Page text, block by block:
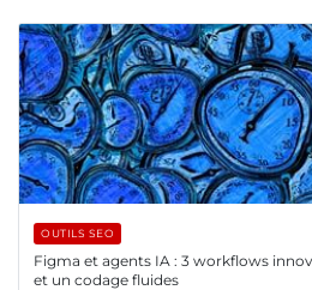
OUTILS SEO
Figma et agents IA : 3 workflows
et un codage fluides